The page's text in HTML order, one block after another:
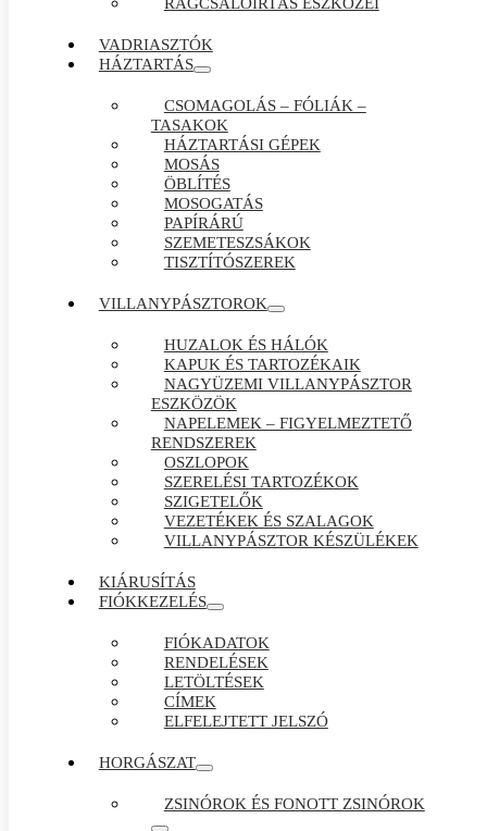
VADRIASZTÓK
HÁZTARTÁS
CSOMAGOLÁS – FÓLIÁK –
TASAKOK
HÁZTARTÁSI GÉPEK
MOSÁS
ÖBLÍTÉS
MOSOGATÁS
PAPÍRÁRÚ
SZEMETESZSÁKOK
TISZTÍTÓSZEREK
VILLANYPÁSZTOROK
HUZALOK ÉS HÁLÓK
KAPUK ÉS TARTOZÉKAIK
NAGYÜZEMI VILLANYPÁSZTOR
ESZKÖZÖK
NAPELEMEK – FIGYELMEZTETŐ
RENDSZEREK
OSZLOPOK
SZERELÉSI TARTOZÉKOK
SZIGETELŐK
VEZETÉKEK ÉS SZALAGOK
VILLANYPÁSZTOR KÉSZÜLÉKEK
KIÁRUSÍTÁS
FIÓKKEZELÉS
FIÓKADATOK
RENDELÉSEK
LETÖLTÉSEK
CÍMEK
ELFELEJTETT JELSZÓ
HORGÁSZAT
ZSINÓROK ÉS FONOTT ZSINÓROK